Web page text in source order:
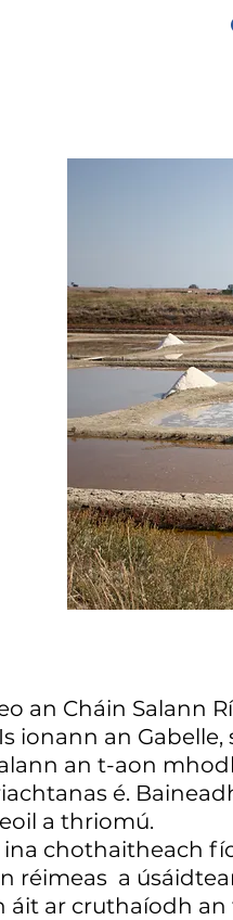
an Cháin Salann
ionann an
an t-aon
é.
a thriomú.
ina chothaitheach
réimeas a
áit ar cruthaíodh